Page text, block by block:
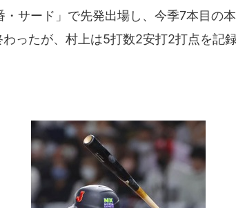
サード」で先発出場し、今季7本目の
ったが、村上は5打数2安打2打点を記